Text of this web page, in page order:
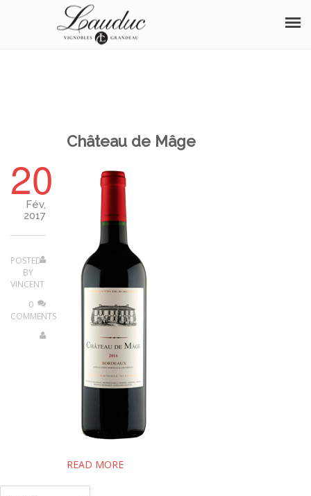
ÉVÈNEMENTS
20
Fév,
2017
POSTED
BY
VINCENT
0
COMMENTS
Château de Mâge
READ MORE